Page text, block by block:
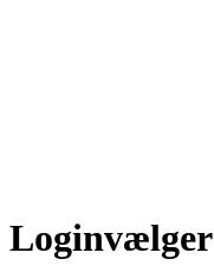
Loginvælger